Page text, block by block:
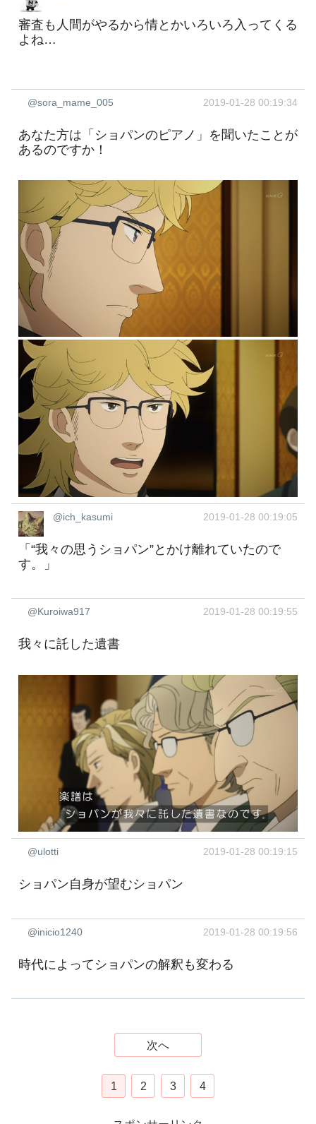
審査も人間がやるから情とかいろいろ入ってくる
よね…
@sora_mame_005 2019-01-28 00:19:34
あなた方は「ショパンのピアノ」を聞いたことが
あるのですか！
@ich_kasumi 2019-01-28 00:19:05
「“我々の思うショパン”とかけ離れていたので
す。」
@Kuroiwa917 2019-01-28 00:19:55
我々に託した遺書
@ulotti 2019-01-28 00:19:15
ショパン自身が望むショパン
@inicio1240 2019-01-28 00:19:56
時代によってショパンの解釈も変わる
次へ
1 2 3 4